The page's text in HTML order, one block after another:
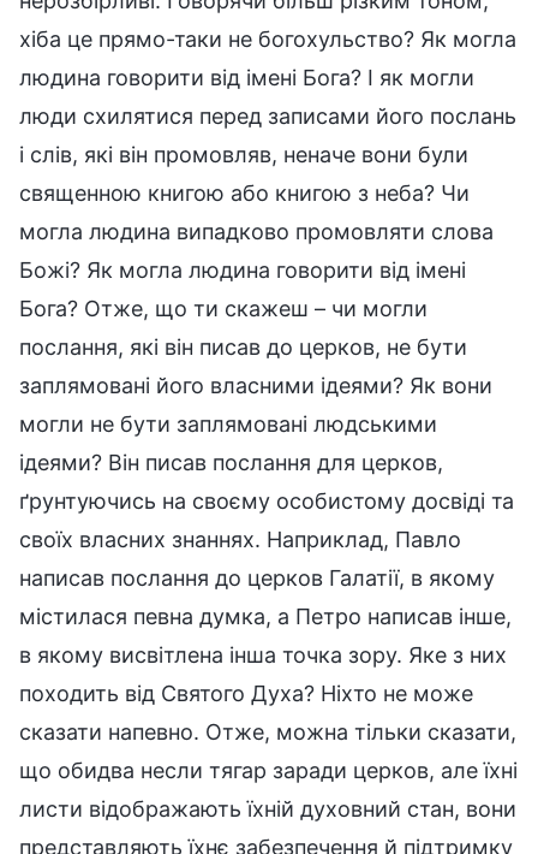
хіба це прямо-таки не богохульство? Як могла
людина говорити від імені Бога? І як могли
люди схилятися перед записами його послань
і слів, які він промовляв, неначе вони були
священною книгою або книгою з неба? Чи
могла людина випадково промовляти слова
Божі? Як могла людина говорити від імені
Бога? Отже, що ти скажеш – чи могли
послання, які він писав до церков, не бути
заплямовані його власними ідеями? Як вони
могли не бути заплямовані людськими
ідеями? Він писав послання для церков,
ґрунтуючись на своєму особистому досвіді та
своїх власних знаннях. Наприклад, Павло
написав послання до церков Галатії, в якому
містилася певна думка, а Петро написав інше,
в якому висвітлена інша точка зору. Яке з них
походить від Святого Духа? Ніхто не може
сказати напевно. Отже, можна тільки сказати,
що обидва несли тягар заради церков, але їхні
листи відображають їхній духовний стан, вони
представляють їхнє забезпечення й підтримку